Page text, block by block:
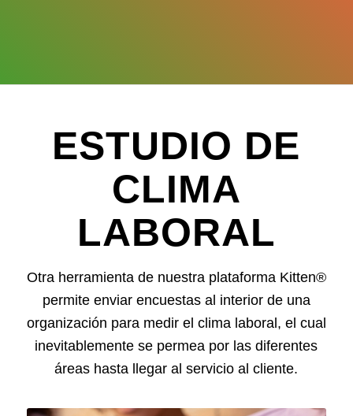
ESTUDIO DE
CLIMA
LABORAL
Otra herramienta de nuestra plataforma Kitten®
permite enviar encuestas al interior de una
organización para medir el clima laboral, el cual
inevitablemente se permea por las diferentes
áreas hasta llegar al servicio al cliente.